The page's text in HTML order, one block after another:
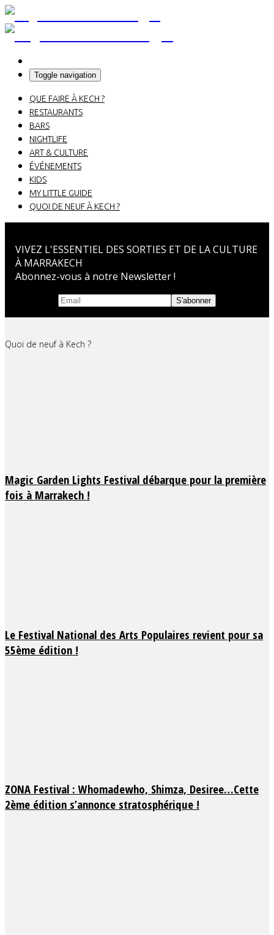
Toggle navigation
QUE FAIRE À KECH ?
RESTAURANTS
BARS
NIGHTLIFE
ART & CULTURE
ÉVÉNEMENTS
KIDS
MY LITTLE GUIDE
QUOI DE NEUF À KECH ?
VIVEZ L'ESSENTIEL DES SORTIES ET DE LA CULTURE
À MARRAKECH
Abonnez-vous à notre Newsletter !
Quoi de neuf à Kech ?
Magic Garden Lights Festival débarque pour la première
fois à Marrakech !
Le Festival National des Arts Populaires revient pour sa
55ème édition !
ZONA Festival : Whomadewho, Shimza, Desiree…Cette
2ème édition s’annonce stratosphérique !